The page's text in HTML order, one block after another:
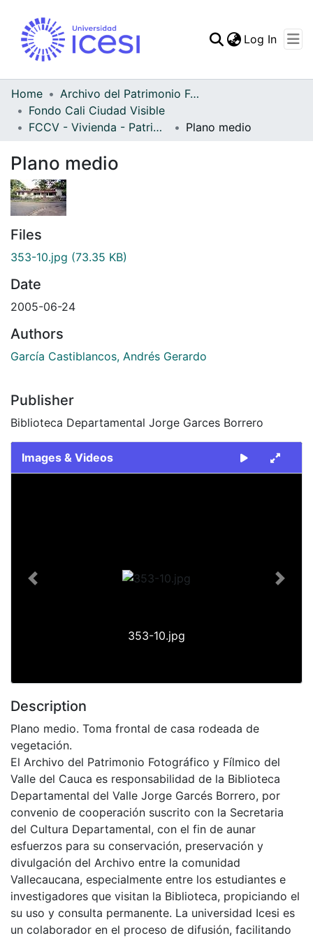
Log In
Home
Archivo del Patrimonio Fotográfico y Fílmico del Valle del Cauca
Fondo Cali Ciudad Visible
FCCV - Vivienda - Patrimonial
Plano medio
Plano medio
Files
353-10.jpg (73.35 KB)
Date
2005-06-24
Authors
García Castiblancos, Andrés Gerardo
Publisher
Biblioteca Departamental Jorge Garces Borrero
Images & Videos
353-10.jpg
Previous Next
Description
Plano medio. Toma frontal de casa rodeada de
vegetación.
El Archivo del Patrimonio Fotográfico y Fílmico del
Valle del Cauca es responsabilidad de la Biblioteca
Departamental del Valle Jorge Garcés Borrero, por
convenio de cooperación suscrito con la Secretaria
del Cultura Departamental, con el fin de aunar
esfuerzos para su conservación, preservación y
divulgación del Archivo entre la comunidad
Vallecaucana, especialmente entre los estudiantes e
investigadores que visitan la Biblioteca, propiciando el
su uso y consulta permanente. La universidad Icesi es
un colaborador en el proceso de difusión, facilitando